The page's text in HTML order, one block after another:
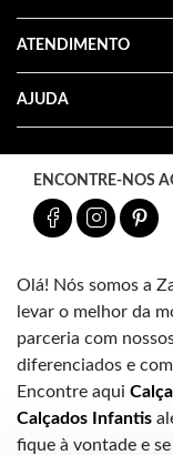
ATENDIMENTO
AJUDA
ENCONTRE-NOS
Olá! Nós somos a
levar o melhor da
parceria com
diferenciados e
Encontre aqui
Calçados Infantis
fique à vontade e